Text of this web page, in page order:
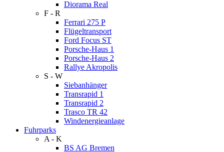
Diorama Real
F - R
Ferrari 275 P
Flügeltransport
Ford Focus ST
Porsche-Haus 1
Porsche-Haus 2
Rallye Akropolis
S - W
Siebanhänger
Transrapid 1
Transrapid 2
Trasco TR 42
Windenergieanlage
Fuhrparks
A - K
BS AG Bremen